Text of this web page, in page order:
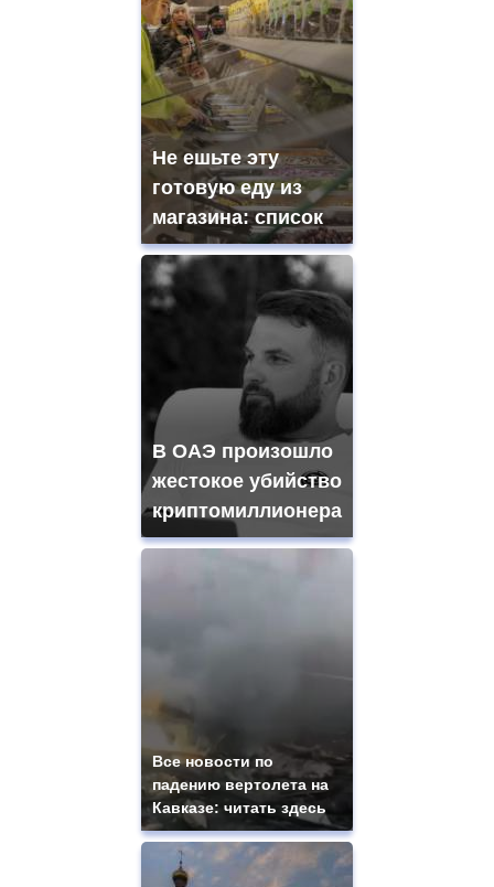
Не ешьте эту
готовую еду из
магазина: список
В ОАЭ произошло
жестокое убийство
криптомиллионера
Все новости по
падению вертолета на
Кавказе: читать здесь